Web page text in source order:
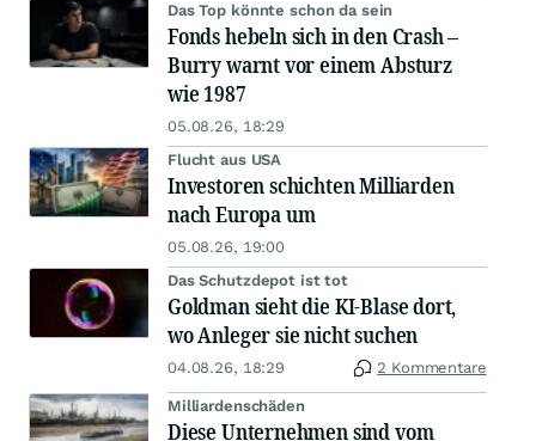
Das Top könnte schon da sein
Fonds hebeln sich in den Crash –
Burry warnt vor einem Absturz
wie 1987
05.08.26, 18:29
Flucht aus USA
Investoren schichten Milliarden
nach Europa um
05.08.26, 19:00
Das Schutzdepot ist tot
Goldman sieht die KI-Blase dort,
wo Anleger sie nicht suchen
04.08.26, 18:29 2 Kommentare
Milliardenschäden
Diese Unternehmen sind vom